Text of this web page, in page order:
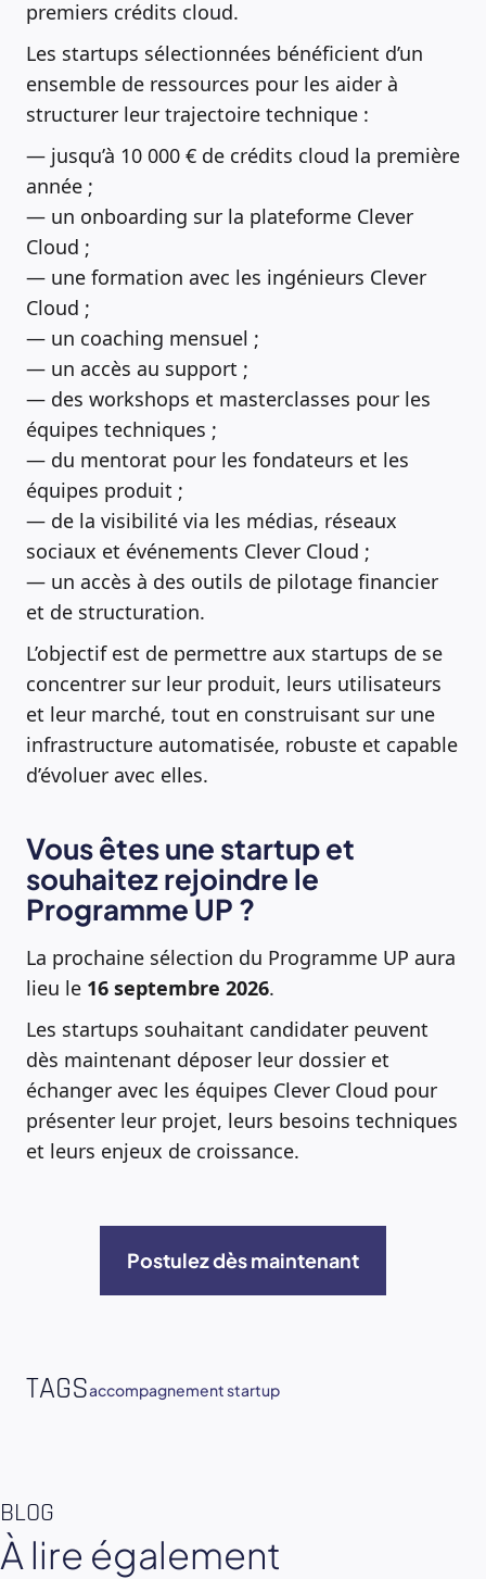
premiers crédits cloud.
Les startups sélectionnées bénéficient d’un
ensemble de ressources pour les aider à
structurer leur trajectoire technique :
— jusqu’à 10 000 € de crédits cloud la première
année ;
— un onboarding sur la plateforme Clever
Cloud ;
— une formation avec les ingénieurs Clever
Cloud ;
— un coaching mensuel ;
— un accès au support ;
— des workshops et masterclasses pour les
équipes techniques ;
— du mentorat pour les fondateurs et les
équipes produit ;
— de la visibilité via les médias, réseaux
sociaux et événements Clever Cloud ;
— un accès à des outils de pilotage financier
et de structuration.
L’objectif est de permettre aux startups de se
concentrer sur leur produit, leurs utilisateurs
et leur marché, tout en construisant sur une
infrastructure automatisée, robuste et capable
d’évoluer avec elles.
Vous êtes une startup et
souhaitez rejoindre le
Programme UP ?
La prochaine sélection du Programme UP aura
lieu le 16 septembre 2026.
Les startups souhaitant candidater peuvent
dès maintenant déposer leur dossier et
échanger avec les équipes Clever Cloud pour
présenter leur projet, leurs besoins techniques
et leurs enjeux de croissance.
Postulez dès maintenant
TAGSaccompagnement startup
BLOG
À lire également